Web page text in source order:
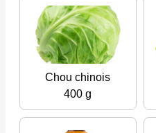
Chou chinois
400 g